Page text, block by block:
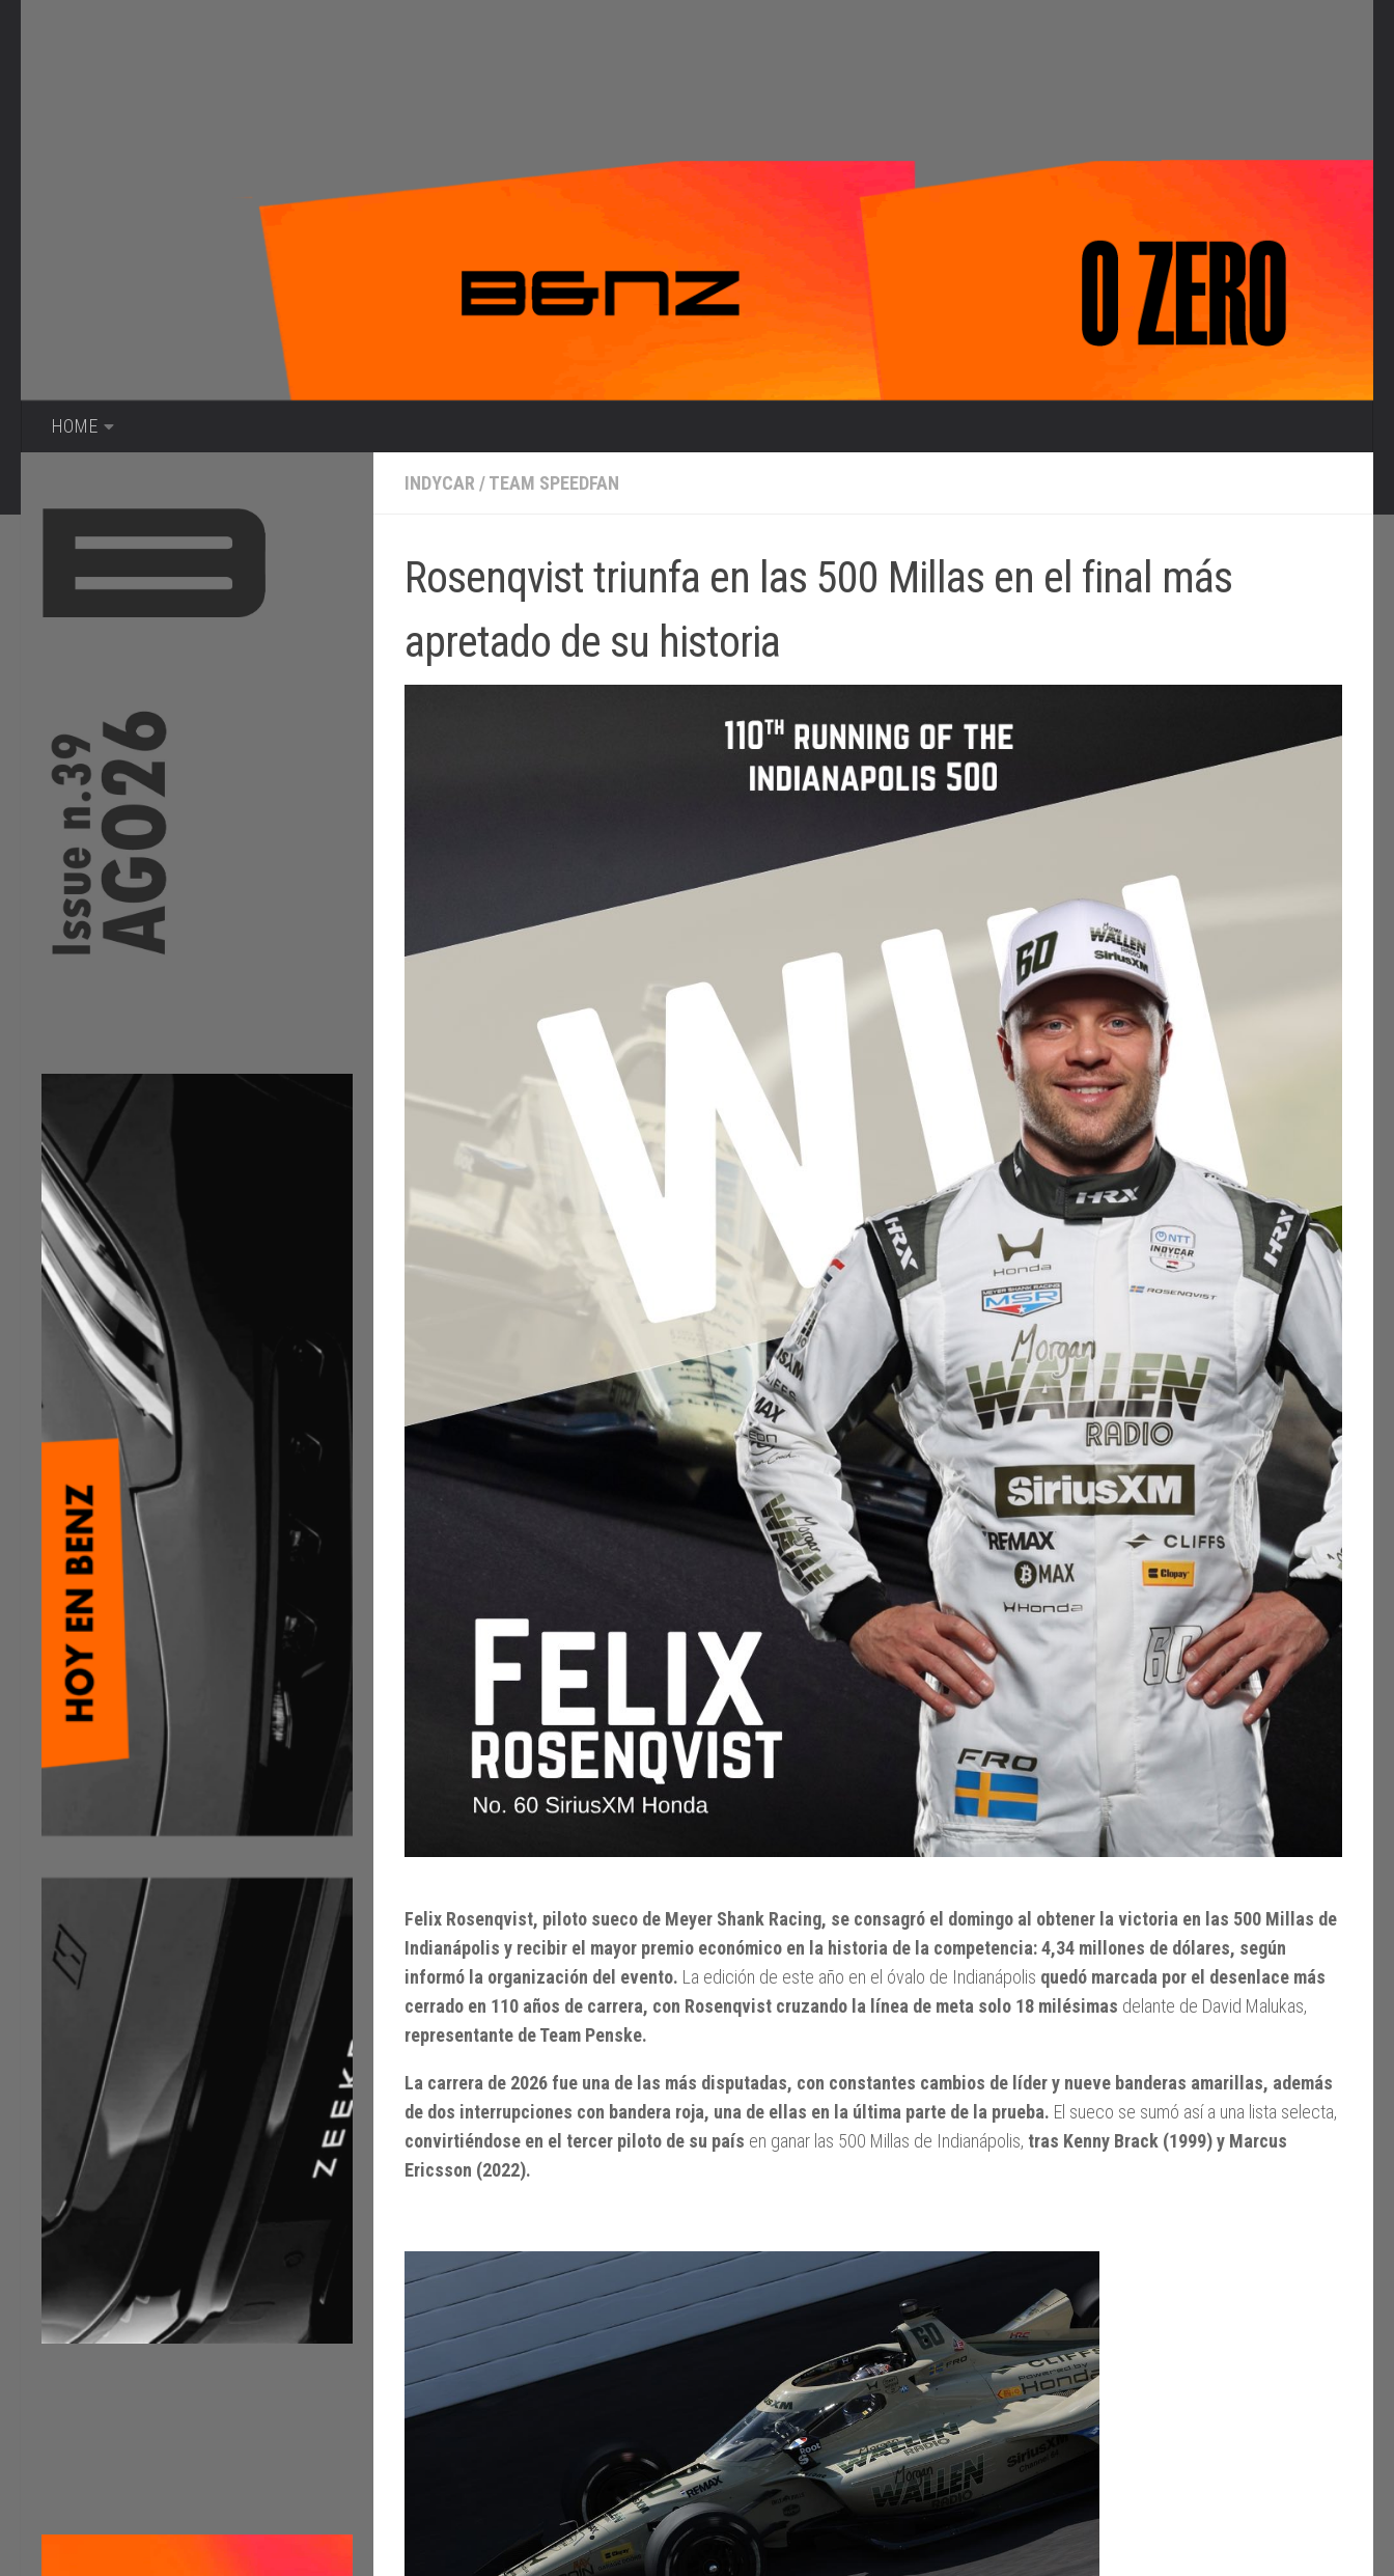
HOME
INDYCAR /TEAM SPEEDFAN
Rosenqvist triunfa en las 500 Millas en el final más
apretado de su historia
Felix Rosenqvist, piloto sueco de Meyer Shank Racing, se consagró el domingo al obtener la victoria en las 500 Millas de
Indianápolis y recibir el mayor premio económico en la historia de la competencia: 4,34 millones de dólares, según
informó la organización del evento. La edición de este año en el óvalo de Indianápolis quedó marcada por el desenlace más
cerrado en 110 años de carrera, con Rosenqvist cruzando la línea de meta solo 18 milésimas delante de David Malukas,
representante de Team Penske.
La carrera de 2026 fue una de las más disputadas, con constantes cambios de líder y nueve banderas amarillas, además
de dos interrupciones con bandera roja, una de ellas en la última parte de la prueba. El sueco se sumó así a una lista selecta,
convirtiéndose en el tercer piloto de su país en ganar las 500 Millas de Indianápolis, tras Kenny Brack (1999) y Marcus
Ericsson (2022).